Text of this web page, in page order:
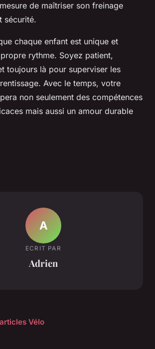
de maîtriser son freinage
sécurité.
chaque enfant est unique et
rythme. Soyez patient,
toujours là pour superviser les
Avec le temps, votre
non seulement des compétences
mais aussi un amour durable
A
ECRIT PAR
Adrien
Vélo